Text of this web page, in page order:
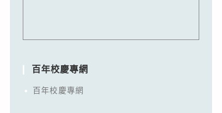
百年校慶專網
百年校慶專網